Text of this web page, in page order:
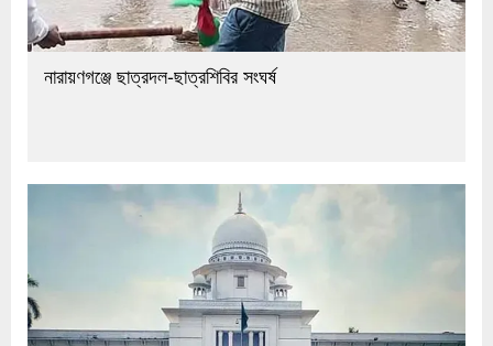
নারায়ণগঞ্জে ছাত্রদল-ছাত্রশিবির সংঘর্ষ